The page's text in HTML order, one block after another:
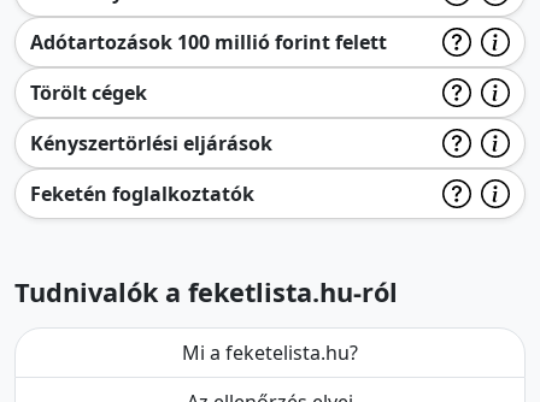
Adótartozások 100 millió forint felett
Törölt cégek
Kényszertörlési eljárások
Feketén foglalkoztatók
Tudnivalók a feketlista.hu-ról
Mi a feketelista.hu?